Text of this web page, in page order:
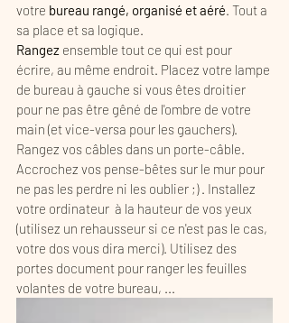
votre bureau rangé, organisé et aéré. Tout a
sa place et sa logique.
Rangez ensemble tout ce qui est pour
écrire, au même endroit. Placez votre lampe
de bureau à gauche si vous êtes droitier
pour ne pas être gêné de l'ombre de votre
main (et vice-versa pour les gauchers).
Rangez vos câbles dans un porte-câble.
Accrochez vos pense-bêtes sur le mur pour
ne pas les perdre ni les oublier ;) . Installez
votre ordinateur  à la hauteur de vos yeux
(utilisez un rehausseur si ce n'est pas le cas,
votre dos vous dira merci). Utilisez des
portes document pour ranger les feuilles
volantes de votre bureau, ...